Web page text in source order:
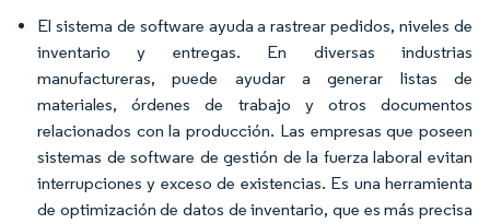
El sistema de software ayuda a rastrear pedidos, niveles de
inventario y entregas. En diversas industrias
manufactureras, puede ayudar a generar listas de
materiales, órdenes de trabajo y otros documentos
relacionados con la producción. Las empresas que poseen
sistemas de software de gestión de la fuerza laboral evitan
interrupciones y exceso de existencias. Es una herramienta
de optimización de datos de inventario, que es más precisa